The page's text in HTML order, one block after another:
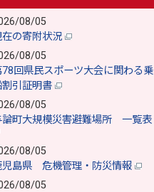
08/05
在の寄附状況
08/05
78回県民スポーツ大会に関わる乗
割引証明書
08/05
論町大規模災害避難場所 一覧表
08/05
児島県 危機管理・防災情報
08/05